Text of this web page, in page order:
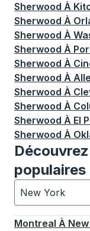
Sherwood À
Sherwood À
Sherwood À
Sherwood À
Sherwood À
Sherwood À
Sherwood À
Sherwood À
Sherwood À El
Sherwood À
New York
Actuellement
Montreal À